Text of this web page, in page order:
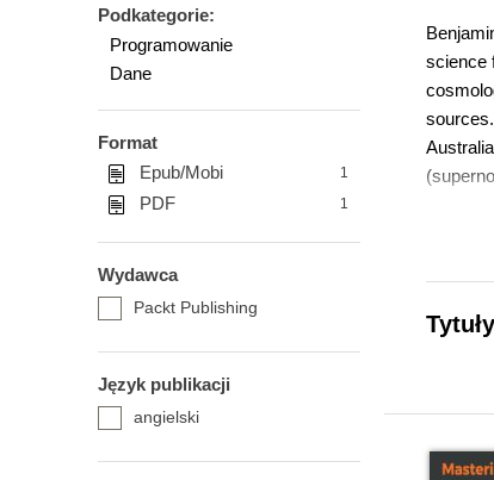
Podkategorie:
Programowanie
Dane
Format
Epub/Mobi
1
PDF 1
Wydawca
Packt Publishing
Język publikacji
angielski
science